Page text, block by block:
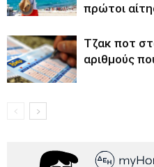
πρώτοι
Tζακ ποτ
αριθμούς